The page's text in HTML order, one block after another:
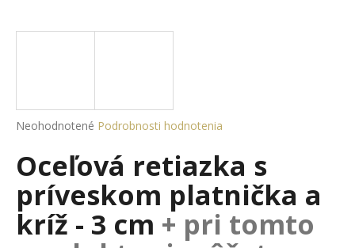
Priemerné
produktu
je
5
hviezdičiek.
Neohodnotené Podrobnosti hodnotenia
Oceľová retiazka s
príveskom platnička a
kríž - 3 cm + pri tomto
j
?
HĽADAŤ